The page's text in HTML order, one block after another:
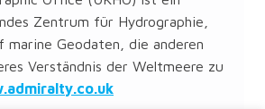
Zentrum für Hydrographie,
marine Geodaten, die anderen
Verständnis der Weltmeere zu